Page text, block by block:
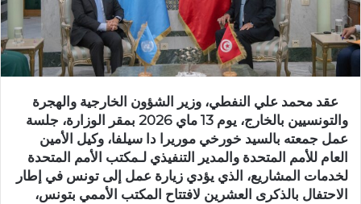
عقد محمد علي النفطي، وزير الشؤون الخارجية والهجرة
والتونسيين بالخارج، يوم 13 ماي 2026 بمقر الوزارة، جلسة
عمل جمعته بالسيد خورخي موريرا دا سيلفا، وكيل الأمين
العام للأمم المتحدة والمدير التنفيذي لـمكتب الأمم المتحدة
لخدمات المشاريع، الذي يؤدي زيارة عمل إلى تونس في إطار
الاحتفال بالذكرى العشرين لافتتاح المكتب الأممي بتونس،